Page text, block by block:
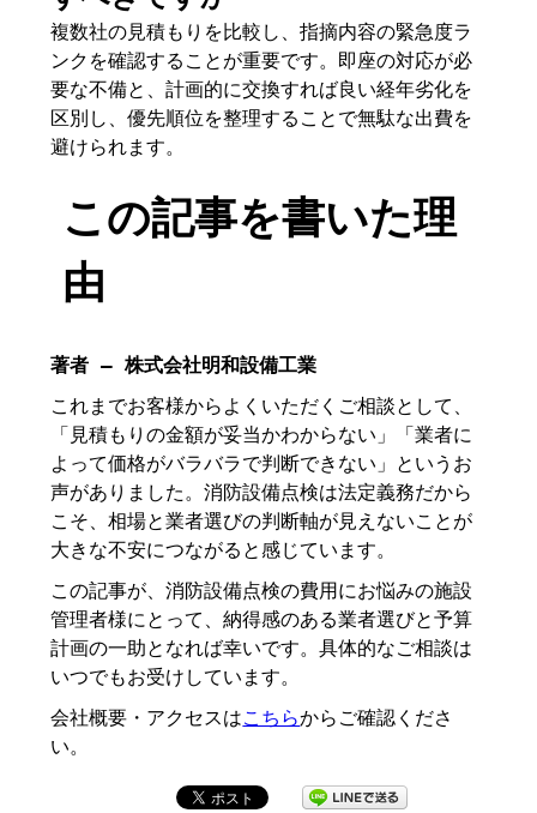
複数社の見積もりを比較し、指摘内容の緊急度ラ
ンクを確認することが重要です。即座の対応が必
要な不備と、計画的に交換すれば良い経年劣化を
区別し、優先順位を整理することで無駄な出費を
避けられます。
この記事を書いた理
由
著者 – 株式会社明和設備工業
これまでお客様からよくいただくご相談として、
「見積もりの金額が妥当かわからない」「業者に
よって価格がバラバラで判断できない」というお
声がありました。消防設備点検は法定義務だから
こそ、相場と業者選びの判断軸が見えないことが
大きな不安につながると感じています。
この記事が、消防設備点検の費用にお悩みの施設
管理者様にとって、納得感のある業者選びと予算
計画の一助となれば幸いです。具体的なご相談は
いつでもお受けしています。
会社概要・アクセスはこちらからご確認くださ
い。